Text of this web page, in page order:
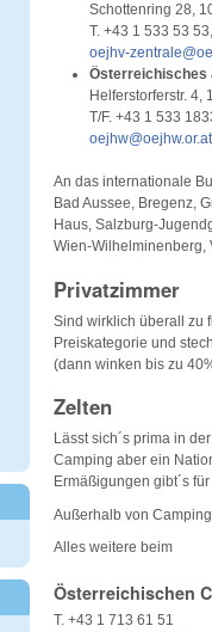
Schottenring 28,
T. +43 1 533 53
oejhv-
Österreichisches
Helferstorferstr. 4,
T/F. +43 1 533
oejhw@oejhw.or.at
An das internationale
Bad Aussee, Bregenz,
Haus, Salzburg-
Wien-Wilhelminenberg,
Privatzimmer
Sind wirklich überall zu
Preiskategorie und
(dann winken bis zu
Zelten
Lässt sich´s prima in
Camping aber ein
Ermäßigungen gibt´s
Außerhalb von
Alles weitere beim
Österreichischen
T. +43 1 713 61 51